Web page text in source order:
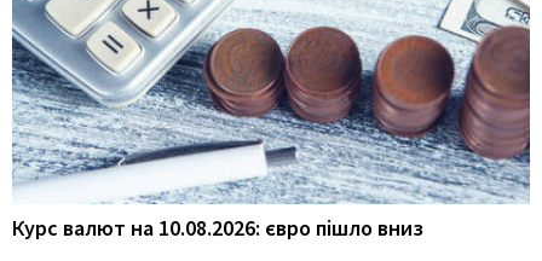
Курс валют на 10.08.2026: євро пішло вниз